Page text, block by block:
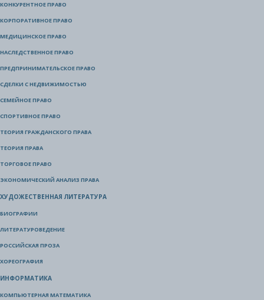
КОНКУРЕНТНОЕ ПРАВО
КОРПОРАТИВНОЕ ПРАВО
МЕДИЦИНСКОЕ ПРАВО
НАСЛЕДСТВЕННОЕ ПРАВО
ПРЕДПРИНИМАТЕЛЬСКОЕ ПРАВО
СДЕЛКИ С НЕДВИЖИМОСТЬЮ
СЕМЕЙНОЕ ПРАВО
СПОРТИВНОЕ ПРАВО
ТЕОРИЯ ГРАЖДАНСКОГО ПРАВА
ТЕОРИЯ ПРАВА
ТОРГОВОЕ ПРАВО
ЭКОНОМИЧЕСКИЙ АНАЛИЗ ПРАВА
ХУДОЖЕСТВЕННАЯ ЛИТЕРАТУРА
БИОГРАФИИ
ЛИТЕРАТУРОВЕДЕНИЕ
РОССИЙСКАЯ ПРОЗА
ХОРЕОГРАФИЯ
ИНФОРМАТИКА
КОМПЬЮТЕРНАЯ МАТЕМАТИКА